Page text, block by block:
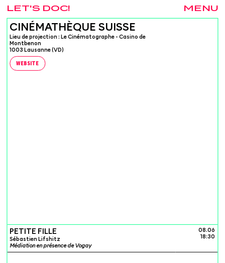
MENU
LET'S DOC!
CINÉMATHÈQUE SUISSE
Lieu de projection : Le Cinématographe - Casino de
Montbenon
1003 Lausanne (VD)
WEBSITE
PETITE FILLE
Sébastien Lifshitz
Médiation en présence de Vogay
08.06
18:30